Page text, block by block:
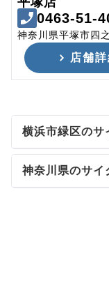
0463-51-
神奈川県平塚市四
店舗詳
横浜市緑区のサ
神奈川県のサイ